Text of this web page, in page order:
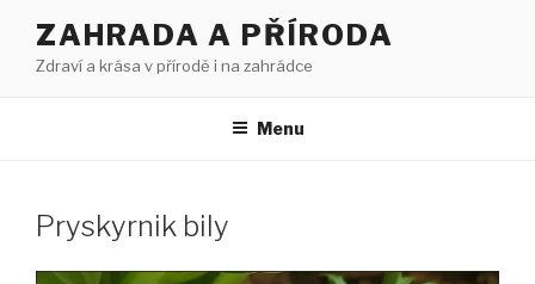
obsahu
ZAHRADA A PŘÍRODA
Zdraví a krása v přírodě i na zahrádce
Menu
Pryskyrnik bily